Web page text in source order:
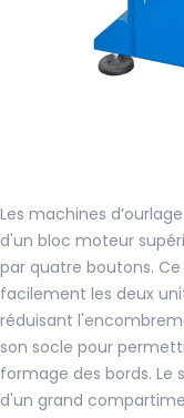
Les machines
d'un bloc moteur
par quatre boutons.
facilement les deux
réduisant
son socle pour
formage des bords. Le
d'un grand